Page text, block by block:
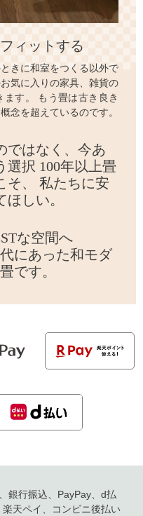
ィットする
きに和室をつくる以外で
気に入りの家具、雑貨の
す。 もう畳は古き良き
念を超えているのです。
はなく、 今あ
選択 100年以上畳
、
私たちに安
しい。
な空間へ
にあった和モダ
です。
銀行振込、PayPay、d払
天ペイ、コンビニ後払い